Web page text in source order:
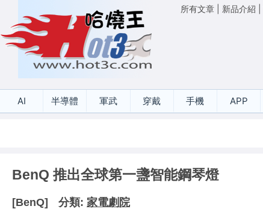
所有文章 新品介紹
AI 半導體 軍武 穿戴 手機 APP
BenQ 推出全球第一盞智能鋼琴燈
[BenQ] 分類: 家電劇院